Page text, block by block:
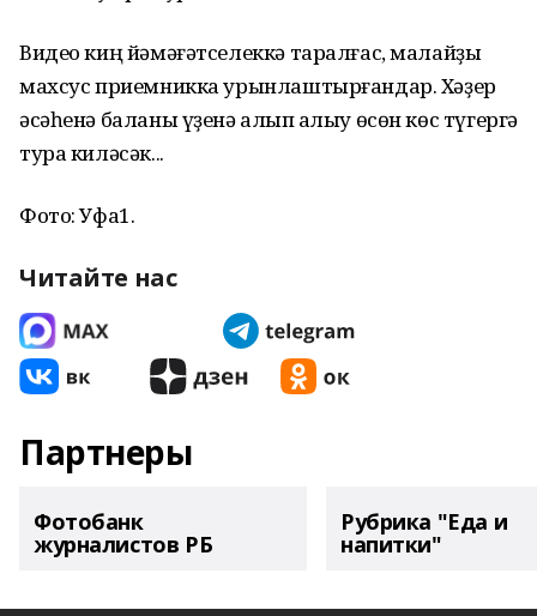
Видео киң йәмәғәтселеккә таралғас, малайҙы
махсус приемникка урынлаштырғандар. Хәҙер
әсәһенә баланы үҙенә алып ҡалыу өсөн көс түгергә
тура киләсәк...
Фото: Уфа1.
Читайте нас
Партнеры
Фотобанк
журналистов РБ
Рубрика "Еда и
напитки"